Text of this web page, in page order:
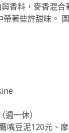
香料，麥香混
著些許甜味。
一休）
嘴豆泥120元、